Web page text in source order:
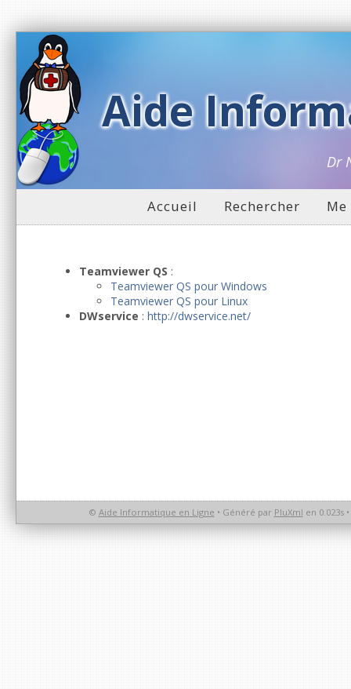
Aide
Dr
Accueil Rechercher
Teamviewer QS :
Teamviewer QS pour Windows
Teamviewer QS pour Linux
DWservice : http://dwservice.net/
© Aide Informatique en Ligne • Généré par PluXml en 0.023s